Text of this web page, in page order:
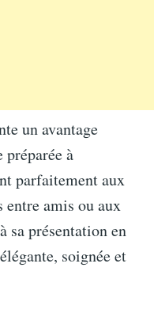
un avantage
à
parfaitement aux
amis ou aux
sa présentation en
soignée et